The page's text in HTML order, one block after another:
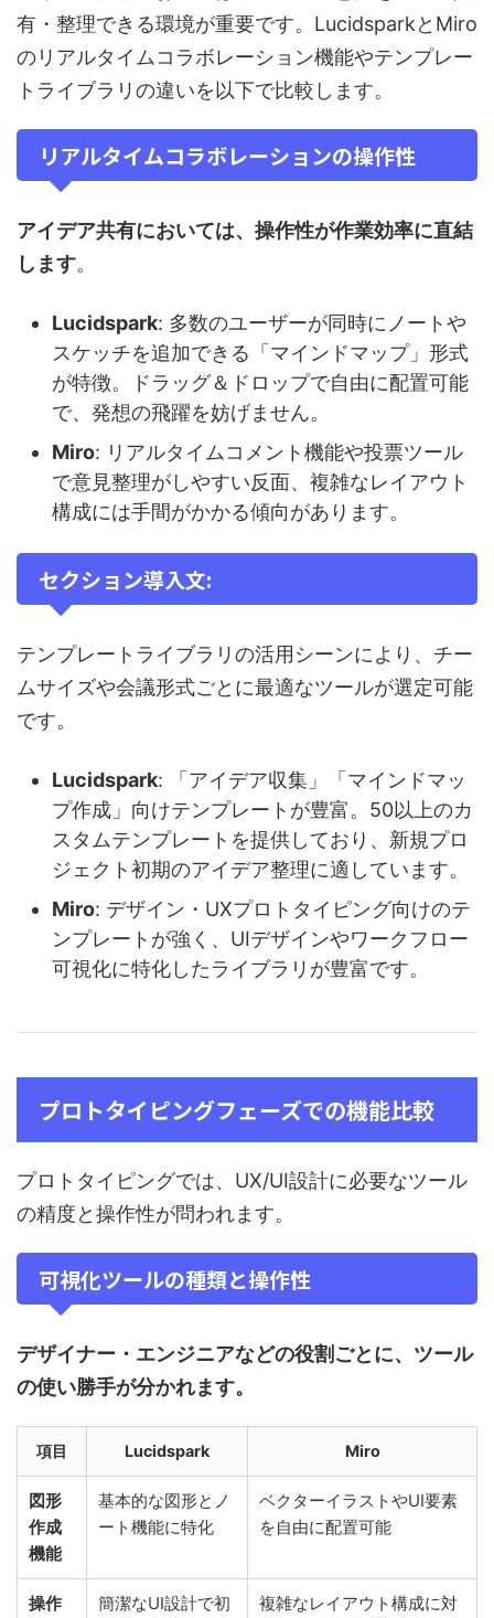
有・整理できる環境が重要です。LucidsparkとMiro
のリアルタイムコラボレーション機能やテンプレー
トライブラリの違いを以下で比較します。
リアルタイムコラボレーションの操作性
アイデア共有においては、操作性が作業効率に直結
します。
Lucidspark: 多数のユーザーが同時にノートや
スケッチを追加できる「マインドマップ」形式
が特徴。ドラッグ＆ドロップで自由に配置可能
で、発想の飛躍を妨げません。
Miro: リアルタイムコメント機能や投票ツール
で意見整理がしやすい反面、複雑なレイアウト
構成には手間がかかる傾向があります。
セクション導入文:
テンプレートライブラリの活用シーンにより、チー
ムサイズや会議形式ごとに最適なツールが選定可能
です。
Lucidspark: 「アイデア収集」「マインドマッ
プ作成」向けテンプレートが豊富。50以上のカ
スタムテンプレートを提供しており、新規プロ
ジェクト初期のアイデア整理に適しています。
Miro: デザイン・UXプロトタイピング向けのテ
ンプレートが強く、UIデザインやワークフロー
可視化に特化したライブラリが豊富です。
プロトタイピングフェーズでの機能比較
プロトタイピングでは、UX/UI設計に必要なツール
の精度と操作性が問われます。
可視化ツールの種類と操作性
デザイナー・エンジニアなどの役割ごとに、ツール
の使い勝手が分かれます。
項目 Lucidspark Miro
図形
作成
機能
基本的な図形とノ
ート機能に特化
ベクターイラストやUI要素
を自由に配置可能
操作
簡潔なUI設計で初
複雑なレイアウト構成に対